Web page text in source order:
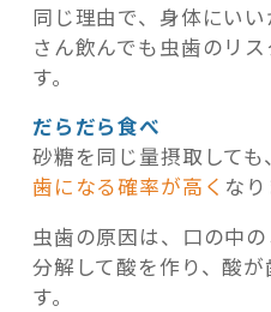
同じ理由で、身体にい
さん飲んでも虫歯のリ
す。
だらだら食べ
砂糖を同じ量摂取しても、
歯になる確率が高く なり
虫歯の原因は、口の中
分解して酸を作り、酸
す。